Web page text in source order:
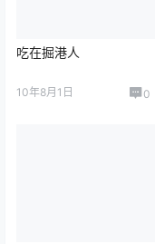
吃在掘港人
10年8月1日 0